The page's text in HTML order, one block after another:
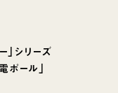
シリーズ
ール」